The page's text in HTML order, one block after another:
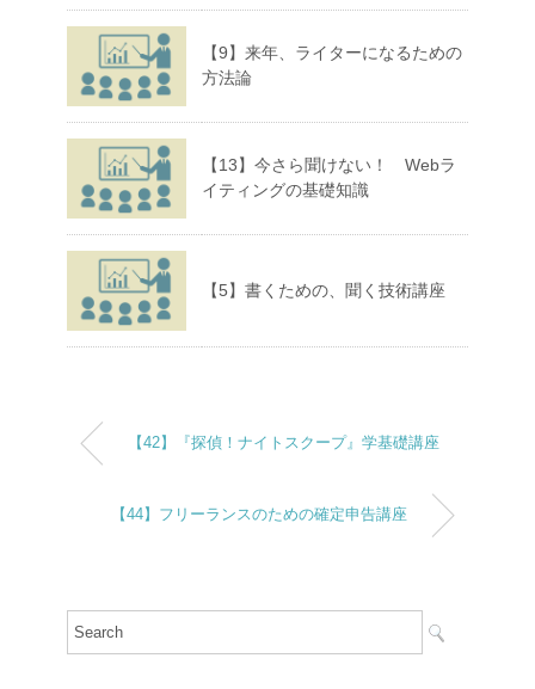
【9】来年、ライターになるための
方法論
【13】今さら聞けない！ Webラ
イティングの基礎知識
【5】書くための、聞く技術講座
【42】『探偵！ナイトスクープ』学基礎講座
【44】フリーランスのための確定申告講座